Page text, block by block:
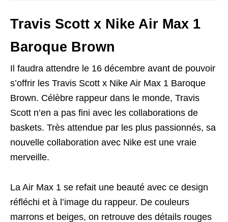
Travis Scott x Nike Air Max 1
Baroque Brown
Il faudra attendre le 16 décembre avant de pouvoir
s’offrir les Travis Scott x Nike Air Max 1 Baroque
Brown. Célèbre rappeur dans le monde, Travis
Scott n’en a pas fini avec les collaborations de
baskets. Très attendue par les plus passionnés, sa
nouvelle collaboration avec Nike est une vraie
merveille.
La Air Max 1 se refait une beauté avec ce design
réfléchi et à l’image du rappeur. De couleurs
marrons et beiges, on retrouve des détails rouges